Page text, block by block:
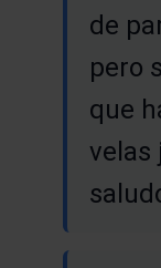
de
pero
que
velas